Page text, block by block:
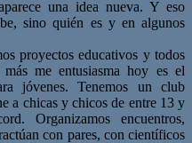
una idea nueva. Y eso
sino quién es y en algunos
proyectos educativos y todos
me entusiasma hoy es el
jóvenes. Tenemos un club
a chicas y chicos de entre 13 y
Organizamos encuentros,
con pares, con científicos